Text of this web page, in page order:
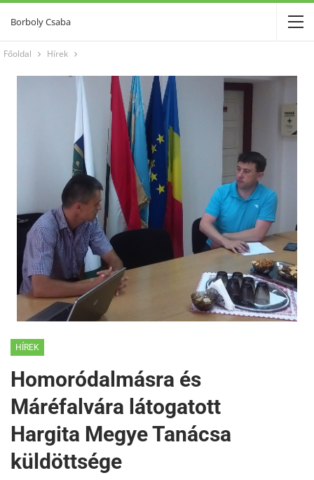
Borboly Csaba
Főoldal Hírek
HÍREK
Homoródalmásra és
Máréfalvára látogatott
Hargita Megye Tanácsa
küldöttsége